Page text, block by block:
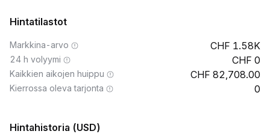
Hintatilastot
Markkina-arvo 1.58K
24 h volyymi 0
Kaikkien aikojen huippu 82,708.00
Kierrossa oleva tarjonta 0
Hintahistoria (USD)